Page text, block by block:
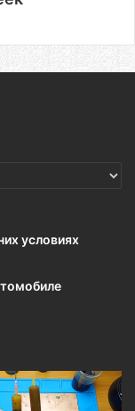
условиях